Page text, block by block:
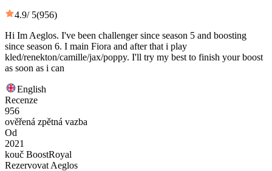
4.9/ 5(956)
Hi Im Aeglos. I've been challenger since season 5 and boosting
since season 6. I main Fiora and after that i play
kled/renekton/camille/jax/poppy. I'll try my best to finish your boost
as soon as i can
English
Recenze
956
ověřená zpětná vazba
Od
2021
kouč BoostRoyal
Rezervovat Aeglos